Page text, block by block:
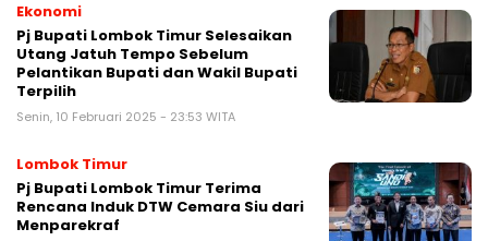
Ekonomi
Pj Bupati Lombok Timur Selesaikan
Utang Jatuh Tempo Sebelum
Pelantikan Bupati dan Wakil Bupati
Terpilih
Senin, 10 Februari 2025 - 23:53 WITA
Lombok Timur
Pj Bupati Lombok Timur Terima
Rencana Induk DTW Cemara Siu dari
Menparekraf